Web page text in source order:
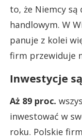
to, że Niemcy są
handlowym. W
panuje z kolei
firm przewiduje
Inwestycje
Aż 89 proc.
inwestować w
roku. Polskie